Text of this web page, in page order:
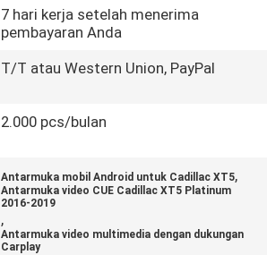
7 hari kerja setelah menerima
pembayaran Anda
T/T atau Western Union, PayPal
2.000 pcs/bulan
Antarmuka mobil Android untuk Cadillac XT5,
Antarmuka video CUE Cadillac XT5 Platinum
2016-2019
,
Antarmuka video multimedia dengan dukungan
Carplay